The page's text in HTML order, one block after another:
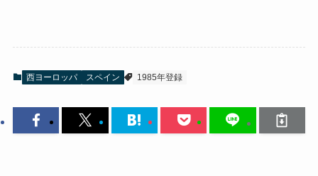
西ヨーロッパ スペイン 1985年登録